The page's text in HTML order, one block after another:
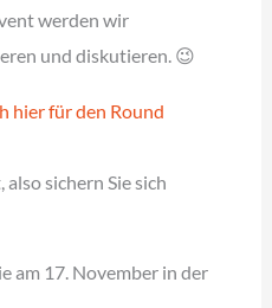
werden wir
und diskutieren. 😉
hier für den Round
sichern Sie sich
am 17. November in der